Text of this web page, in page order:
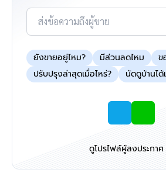
ส่งข้อความถึงผู้ขาย
ยังขายอยู่ไหม? มีส่วนลดไหม
ข
ปรับปรุงล่าสุดเมื่อไหร่?
นัดดูบ้านได้
ดูโปรไฟล์ผู้ลงประกาศ